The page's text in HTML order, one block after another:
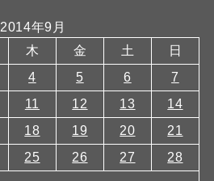
2014年9月
木 金 土
日
4 5 6
7
11 12 13
14
18 19 20
21
25 26 27
28